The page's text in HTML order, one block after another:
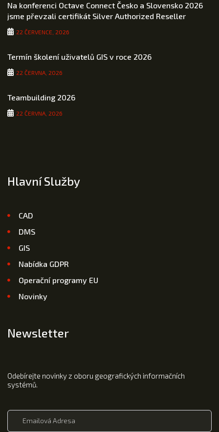
Na konferenci Octave Connect Česko a Slovensko 2026
jsme převzali certifikát Silver Authorized Reseller
22 ČERVENCE, 2026
Termín školení uživatelů GIS v roce 2026
22 ČERVNA, 2026
Teambuilding 2026
22 ČERVNA, 2026
Hlavní Služby
CAD
DMS
GIS
Nabídka GDPR
Operační programy EU
Novinky
Newsletter
Odebírejte novinky z oboru geografických informačních
systémů.